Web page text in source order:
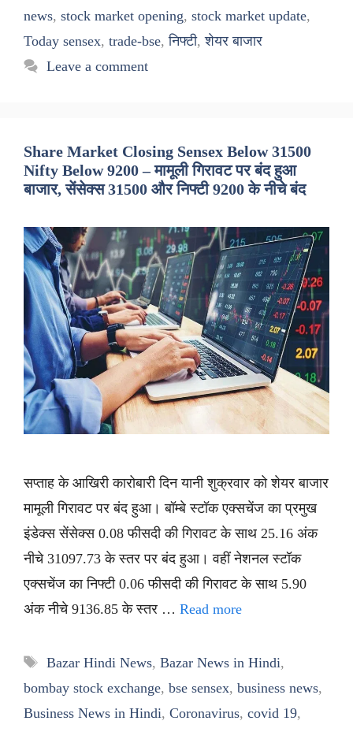
news, stock market opening, stock market update,
Today sensex, trade-bse,निफ्टी,शेयर बाजार
Leave a comment
Share Market Closing Sensex Below 31500
Nifty Below 9200 – मामूली गिरावट पर बंद हुआ
बाजार, सेंसेक्स 31500 और निफ्टी 9200 के नीचे बंद
सप्ताह के आखिरी कारोबारी दिन यानी शुक्रवार को शेयर बाजार
मामूली गिरावट पर बंद हुआ। बॉम्बे स्टॉक एक्सचेंज का प्रमुख
इंडेक्स सेंसेक्स 0.08 फीसदी की गिरावट के साथ 25.16 अंक
नीचे 31097.73 के स्तर पर बंद हुआ। वहीं नेशनल स्टॉक
एक्सचेंज का निफ्टी 0.06 फीसदी की गिरावट के साथ 5.90
अंक नीचे 9136.85 के स्तर … Read more
Tags
Bazar Hindi News, Bazar News in Hindi,
bombay stock exchange, bse sensex, business news,
Business News in Hindi, Coronavirus, covid 19,